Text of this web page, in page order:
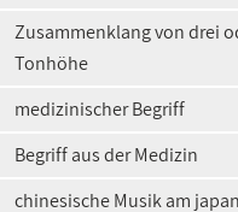
Zusammenklang von drei
Tonhöhe
medizinischer Begriff
Begriff aus der Medizin
chinesische Musik am